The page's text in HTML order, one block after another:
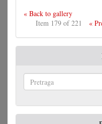
« Back to gallery
Item 179 of 221
«